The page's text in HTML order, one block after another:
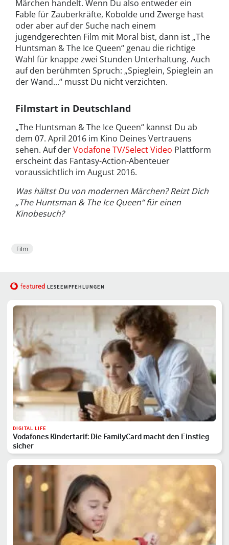
Märchen handelt. Wenn Du also entweder ein
Fable für Zauberkräfte, Kobolde und Zwerge hast
oder aber auf der Suche nach einem
jugendgerechten Film mit Moral bist, dann ist „The
Huntsman & The Ice Queen“ genau die richtige
Wahl für knappe zwei Stunden Unterhaltung. Auch
auf den berühmten Spruch: „Spieglein, Spieglein an
der Wand...“ musst Du nicht verzichten.
Filmstart in Deutschland
„The Huntsman & The Ice Queen“ kannst Du ab
dem 07. April 2016 im Kino Deines Vertrauens
sehen. Auf derVodafone TV/Select Video Plattform
erscheint das Fantasy-Action-Abenteuer
voraussichtlich im August 2016.
Was hältst Du von modernen Märchen? Reizt Dich
„The Huntsman & The Ice Queen“ für einen
Kinobesuch?
Film
featured LESEEMPFEHLUNGEN
DIGITAL LIFE
Vodafones Kindertarif: Die FamilyCard macht den Einstieg
sicher